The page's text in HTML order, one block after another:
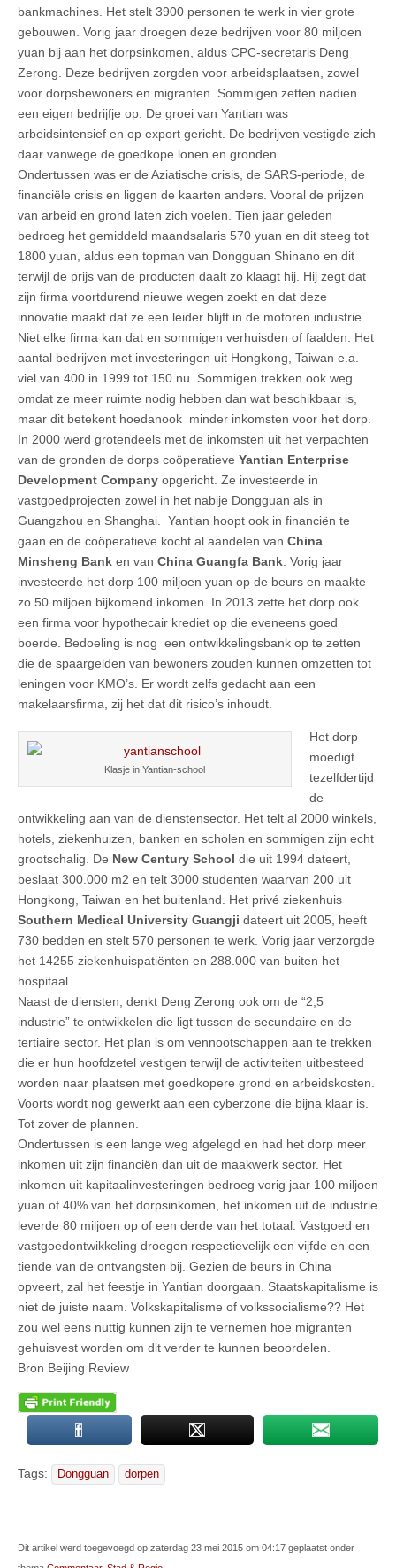
bankmachines. Het stelt 3900 personen te werk in vier grote
gebouwen. Vorig jaar droegen deze bedrijven voor 80 miljoen
yuan bij aan het dorpsinkomen, aldus CPC-secretaris Deng
Zerong. Deze bedrijven zorgden voor arbeidsplaatsen, zowel
voor dorpsbewoners en migranten. Sommigen zetten nadien
een eigen bedrijfje op. De groei van Yantian was
arbeidsintensief en op export gericht. De bedrijven vestigde zich
daar vanwege de goedkope lonen en gronden.
Ondertussen was er de Aziatische crisis, de SARS-periode, de
financiële crisis en liggen de kaarten anders. Vooral de prijzen
van arbeid en grond laten zich voelen. Tien jaar geleden
bedroeg het gemiddeld maandsalaris 570 yuan en dit steeg tot
1800 yuan, aldus een topman van Dongguan Shinano en dit
terwijl de prijs van de producten daalt zo klaagt hij. Hij zegt dat
zijn firma voortdurend nieuwe wegen zoekt en dat deze
innovatie maakt dat ze een leider blijft in de motoren industrie.
Niet elke firma kan dat en sommigen verhuisden of faalden. Het
aantal bedrijven met investeringen uit Hongkong, Taiwan e.a.
viel van 400 in 1999 tot 150 nu. Sommigen trekken ook weg
omdat ze meer ruimte nodig hebben dan wat beschikbaar is,
maar dit betekent hoedanook minder inkomsten voor het dorp.
In 2000 werd grotendeels met de inkomsten uit het verpachten
van de gronden de dorps coöperatieve Yantian Enterprise
Development Company opgericht. Ze investeerde in
vastgoedprojecten zowel in het nabije Dongguan als in
Guangzhou en Shanghai. Yantian hoopt ook in financiën te
gaan en de coöperatieve kocht al aandelen van China
Minsheng Bank en van China Guangfa Bank. Vorig jaar
investeerde het dorp 100 miljoen yuan op de beurs en maakte
zo 50 miljoen bijkomend inkomen. In 2013 zette het dorp ook
een firma voor hypothecair krediet op die eveneens goed
boerde. Bedoeling is nog een ontwikkelingsbank op te zetten
die de spaargelden van bewoners zouden kunnen omzetten tot
leningen voor KMO’s. Er wordt zelfs gedacht aan een
makelaarsfirma, zij het dat dit risico’s inhoudt.
Klasje in Yantian-school
Het dorp
moedigt
tezelfdertijd
de
ontwikkeling aan van de dienstensector. Het telt al 2000 winkels,
hotels, ziekenhuizen, banken en scholen en sommigen zijn echt
grootschalig. De New Century School die uit 1994 dateert,
beslaat 300.000 m2 en telt 3000 studenten waarvan 200 uit
Hongkong, Taiwan en het buitenland. Het privé ziekenhuis
Southern Medical University Guangji dateert uit 2005, heeft
730 bedden en stelt 570 personen te werk. Vorig jaar verzorgde
het 14255 ziekenhuispatiënten en 288.000 van buiten het
hospitaal.
Naast de diensten, denkt Deng Zerong ook om de “2,5
industrie” te ontwikkelen die ligt tussen de secundaire en de
tertiaire sector. Het plan is om vennootschappen aan te trekken
die er hun hoofdzetel vestigen terwijl de activiteiten uitbesteed
worden naar plaatsen met goedkopere grond en arbeidskosten.
Voorts wordt nog gewerkt aan een cyberzone die bijna klaar is.
Tot zover de plannen.
Ondertussen is een lange weg afgelegd en had het dorp meer
inkomen uit zijn financiën dan uit de maakwerk sector. Het
inkomen uit kapitaalinvesteringen bedroeg vorig jaar 100 miljoen
yuan of 40% van het dorpsinkomen, het inkomen uit de industrie
leverde 80 miljoen op of een derde van het totaal. Vastgoed en
vastgoedontwikkeling droegen respectievelijk een vijfde en een
tiende van de ontvangsten bij. Gezien de beurs in China
opveert, zal het feestje in Yantian doorgaan. Staatskapitalisme is
niet de juiste naam. Volkskapitalisme of volkssocialisme?? Het
zou wel eens nuttig kunnen zijn te vernemen hoe migranten
gehuisvest worden om dit verder te kunnen beoordelen.
Bron Beijing Review
Tags: Dongguan dorpen
Dit artikel werd toegevoegd op zaterdag 23 mei 2015 om 04:17 geplaatst onder